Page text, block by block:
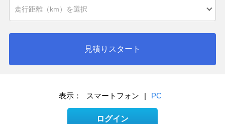
見積りスタート
表示： スマートフォン | PC
ログイン